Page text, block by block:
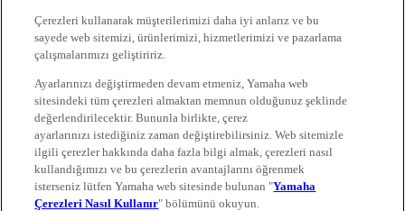
Çerezleri kullanarak müşterilerimizi daha iyi anlarız ve bu
sayede web sitemizi, ürünlerimizi, hizmetlerimizi ve pazarlama
çalışmalarımızı geliştiririz.
Ayarlarınızı değiştirmeden devam etmeniz, Yamaha web
sitesindeki tüm çerezleri almaktan memnun olduğunuz şeklinde
değerlendirilecektir. Bununla birlikte, çerez
ayarlarınızı istediğiniz zaman değiştirebilirsiniz. Web sitemizle
ilgili çerezler hakkında daha fazla bilgi almak, çerezleri nasıl
kullandığımızı ve bu çerezlerin avantajlarını öğrenmek
isterseniz lütfen Yamaha web sitesinde bulunan "Yamaha
Çerezleri Nasıl Kullanır" bölümünü okuyun.